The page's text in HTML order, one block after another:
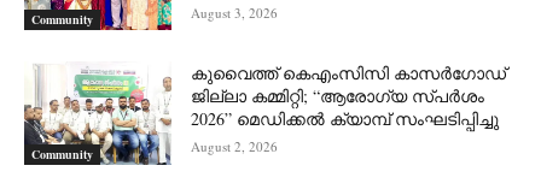
Community August 3, 2026
Community
കുവൈത്ത് കെഎംസിസി കാസർഗോഡ്
ജില്ലാ കമ്മിറ്റി; “ആരോഗ്യ സ്പർശം
2026” മെഡിക്കൽ ക്യാമ്പ് സംഘടിപ്പിച്ചു
August 2, 2026